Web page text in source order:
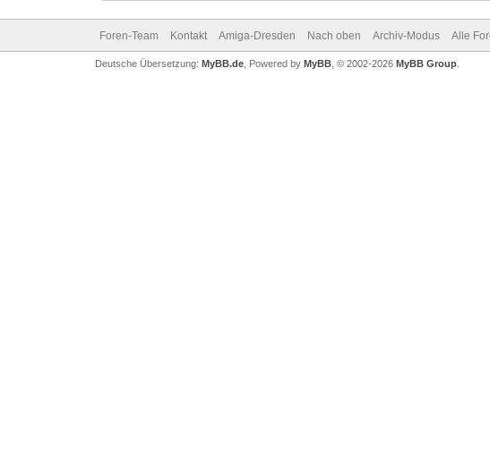
Foren-Team Kontakt Amiga-Dresden Nach oben Archiv-Modus Alle
Deutsche Übersetzung: MyBB.de, Powered by MyBB, © 2002-2026 MyBB Group.